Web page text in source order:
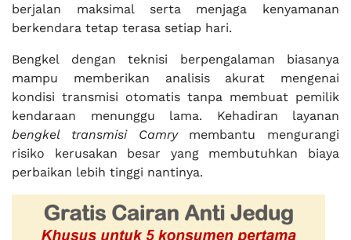
berjalan maksimal serta menjaga kenyamanan
berkendara tetap terasa setiap hari.
Bengkel dengan teknisi berpengalaman biasanya
mampu memberikan analisis akurat mengenai
kondisi transmisi otomatis tanpa membuat pemilik
kendaraan menunggu lama. Kehadiran layanan
bengkel transmisi Camrymembantu mengurangi
risiko kerusakan besar yang membutuhkan biaya
perbaikan lebih tinggi nantinya.